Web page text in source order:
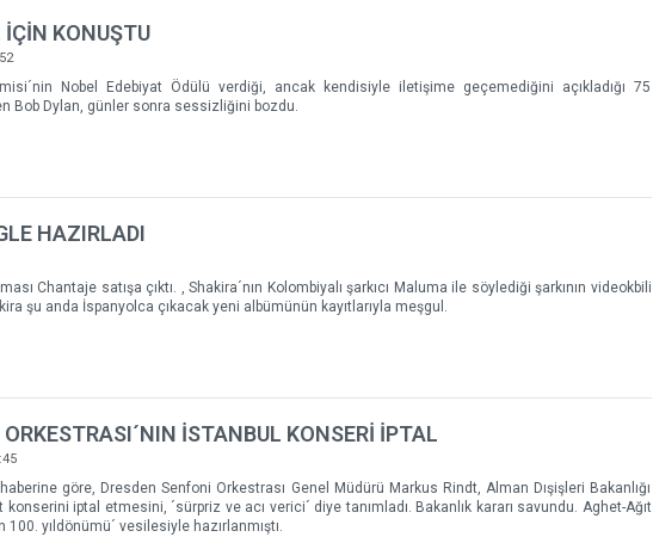
İÇİN KONUŞTU
Nobel Edebiyat Ödülü verdiği, ancak kendisiyle iletişime geçemediğini açıkladığı 75
Bob Dylan, günler sonra sessizliğini bozdu.
HAZIRLADI
Chantaje satışa çıktı. , Shakira´nın Kolombiyalı şarkıcı Maluma ile söylediği şarkının videokbili
şu anda İspanyolca çıkacak yeni albümünün kayıtlarıyla meşgul.
ORKESTRASI´NIN İSTANBUL KONSERİ İPTAL
göre, Dresden Senfoni Orkestrası Genel Müdürü Markus Rindt, Alman Dışişleri Bakanlığı
konserini iptal etmesini, ´sürpriz ve acı verici´ diye tanımladı. Bakanlık kararı savundu. Aghet-Ağıt
100. yıldönümü´ vesilesiyle hazırlanmıştı.